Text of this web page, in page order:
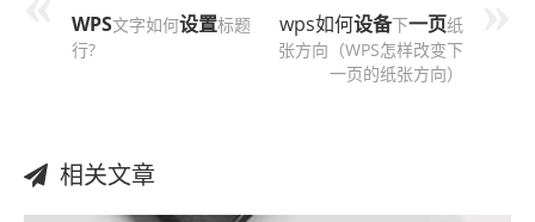
WPS文字如何设置标题
行?
wps如何设备下一页纸
张方向（WPS怎样改变下
一页的纸张方向）
相关文章